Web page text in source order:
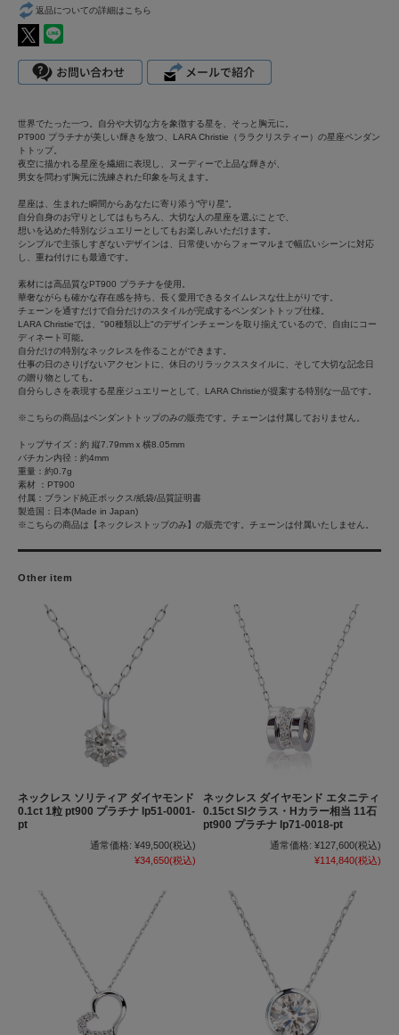
返品についての詳細はこちら
世界でたった一つ。自分や大切な方を象徴する星を、そっと胸元に。
PT900 プラチナが美しい輝きを放つ、LARA Christie（ララクリスティー）の星座ペンダン
トトップ。
夜空に描かれる星座を繊細に表現し、ヌーディーで上品な輝きが、
男女を問わず胸元に洗練された印象を与えます。
星座は、生まれた瞬間からあなたに寄り添う“守り星”。
自分自身のお守りとしてはもちろん、大切な人の星座を選ぶことで、
想いを込めた特別なジュエリーとしてもお楽しみいただけます。
シンプルで主張しすぎないデザインは、日常使いからフォーマルまで幅広いシーンに対応
し、重ね付けにも最適です。
素材には高品質なPT900 プラチナを使用。
華奢ながらも確かな存在感を持ち、長く愛用できるタイムレスな仕上がりです。
チェーンを通すだけで自分だけのスタイルが完成するペンダントトップ仕様。
LARA Christieでは、"90種類以上"のデザインチェーンを取り揃えているので、自由にコー
ディネート可能。
自分だけの特別なネックレスを作ることができます。
仕事の日のさりげないアクセントに、休日のリラックススタイルに、そして大切な記念日
の贈り物としても。
自分らしさを表現する星座ジュエリーとして、LARA Christieが提案する特別な一品です。
※こちらの商品はペンダントトップのみの販売です。チェーンは付属しておりません。
トップサイズ：約 縦7.79mmｘ横8.05mm
バチカン内径：約4mm
重量：約0.7g
素材 ：PT900
付属：ブランド純正ボックス/紙袋/品質証明書
製造国：日本(Made in Japan)
※こちらの商品は【ネックレストップのみ】の販売です。チェーンは付属いたしません。
Other item
ネックレス ソリティア ダイヤモンド
0.1ct 1粒 pt900 プラチナ lp51-0001-
pt
通常価格: ¥49,500(税込)
¥34,650(税込)
ネックレス ダイヤモンド エタニティ
0.15ct SIクラス・Hカラー相当 11石
pt900 プラチナ lp71-0018-pt
通常価格: ¥127,600(税込)
¥114,840(税込)